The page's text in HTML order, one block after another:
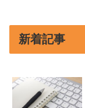
新着記事